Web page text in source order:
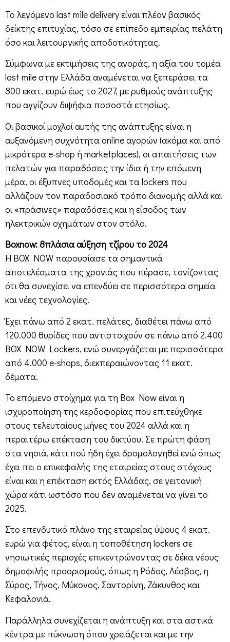
Το λεγόμενο last mile delivery είναι πλέον βασικός
δείκτης επιτυχίας, τόσο σε επίπεδο εμπειρίας πελάτη
όσο και λειτουργικής αποδοτικότητας.
Σύμφωνα με εκτιμήσεις της αγοράς, η αξία του τομέα
last mile στην Ελλάδα αναμένεται να ξεπεράσει τα
800 εκατ. ευρώ έως το 2027, με ρυθμούς ανάπτυξης
που αγγίζουν διψήφια ποσοστά ετησίως.
Οι βασικοί μοχλοί αυτής της ανάπτυξης είναι η
αυξανόμενη συχνότητα online αγορών (ακόμα και από
μικρότερα e-shop ή marketplaces), οι απαιτήσεις των
πελατών για παραδόσεις την ίδια ή την επόμενη
μέρα, οι έξυπνες υποδομές και τα lockers που
αλλάζουν τον παραδοσιακό τρόπο διανομής αλλά και
οι «πράσινες» παραδόσεις και η είσοδος των
ηλεκτρικών οχημάτων στον στόλο.
Boxnow: 8πλάσια αύξηση τζίρου το 2024
Η BOX NOW παρουσίασε τα σημαντικά
αποτελέσματα της χρονιάς που πέρασε, τονίζοντας
ότι θα συνεχίσει να επενδύει σε περισσότερα σημεία
και νέες τεχνολογίες.
Έχει πάνω από 2 εκατ. πελάτες, διαθέτει πάνω από
120.000 θυρίδες που αντιστοιχούν σε πάνω από 2.400
BOX NOW Lockers, ενώ συνεργάζεται με περισσότερα
από 4.000 e-shops, διεκπεραιώνοντας 11 εκατ.
δέματα.
Το επόμενο στοίχημα για τη Box Now είναι η
ισχυροποίηση της κερδοφορίας που επιτεύχθηκε
στους τελευταίους μήνες του 2024 αλλά και η
περαιτέρω επέκταση του δικτύου. Σε πρώτη φάση
στα νησιά, κάτι πού ήδη έχει δρομολογηθεί ενώ όπως
έχει πει ο επικεφαλής της εταιρείας στους στόχους
είναι και η επέκταση εκτός Ελλάδας, σε γειτονική
χώρα κάτι ωστόσο που δεν αναμένεται να γίνει το
2025.
Στο επενδυτικό πλάνο της εταιρείας ύψους 4 εκατ.
ευρώ για φέτος, είναι η τοποθέτηση lockers σε
νησιωτικές περιοχές επικεντρώνοντας σε δέκα νέους
δημοφιλής προορισμούς, όπως η Ρόδος, Λέσβος, η
Σύρος, Τήνος, Μύκονος, Σαντορίνη, Ζάκυνθος και
Κεφαλονιά.
Παράλληλα συνεχίζεται η ανάπτυξη και στα αστικά
κέντρα με πύκνωση όπου χρειάζεται και με την